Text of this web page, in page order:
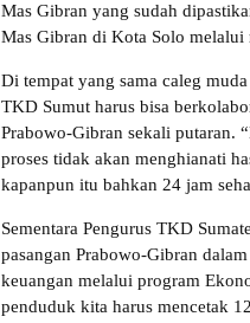
Mas Gibran yang sudah
Mas Gibran di Kota Solo melalui
Di tempat yang sama caleg
TKD Sumut harus bisa
Prabowo-Gibran sekali putaran.
proses tidak akan menghianati
kapanpun itu bahkan 24 jam
Sementara Pengurus TKD
pasangan Prabowo-Gibran
keuangan melalui program
penduduk kita harus mencetak